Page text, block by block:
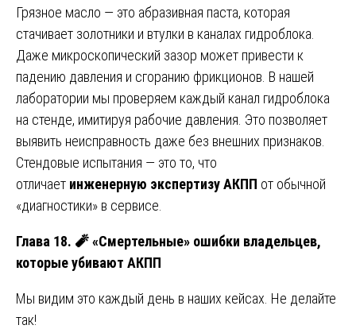
Грязное масло — это абразивная паста, которая
стачивает золотники и втулки в каналах гидроблока.
Даже микроскопический зазор может привести к
падению давления и сгоранию фрикционов. В нашей
лаборатории мы проверяем каждый канал гидроблока
на стенде, имитируя рабочие давления. Это позволяет
выявить неисправность даже без внешних признаков.
Стендовые испытания — это то, что
отличает инженерную экспертизу АКПП от обычной
«диагностики» в сервисе.
Глава 18. 🧨«Смертельные» ошибки владельцев,
которые убивают АКПП
Мы видим это каждый день в наших кейсах. Не делайте
так!